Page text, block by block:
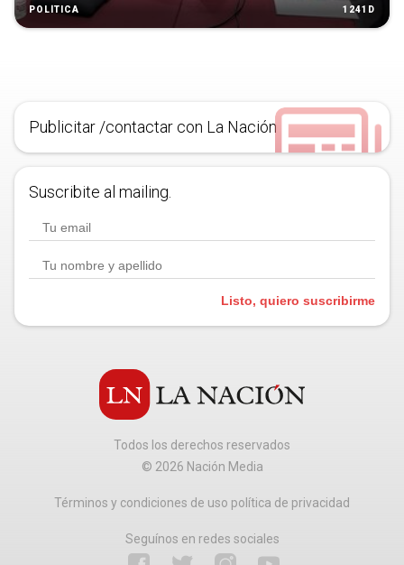
POLÍTICA 1241D
Publicitar /contactar con La Nación
Suscribite al mailing.
Listo, quiero suscribirme
Todos los derechos reservados
© 2026 Nación Media
Términos y condiciones de uso política de privacidad
Seguínos en redes sociales